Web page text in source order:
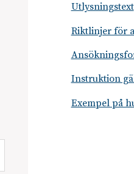
Utlysningstext
Riktlinjer för
Instruktion
Exempel på